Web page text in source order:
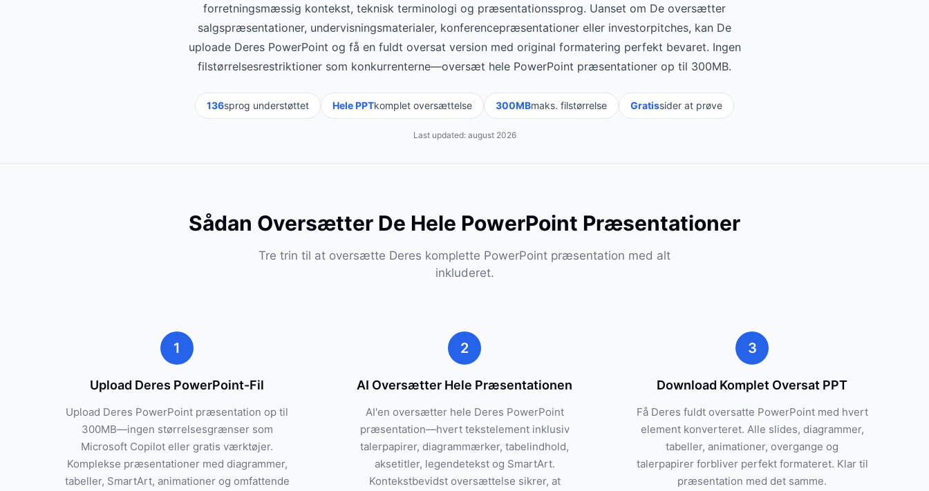
forretningsmæssig kontekst, teknisk terminologi og præsentationssprog. Uanset om De oversætter
salgspræsentationer, undervisningsmaterialer, konferencepræsentationer eller investorpitches, kan De
uploade Deres PowerPoint og få en fuldt oversat version med original formatering perfekt bevaret. Ingen
filstørrelsesrestriktioner som konkurrenterne—oversæt hele PowerPoint præsentationer op til 300MB.
136sprog understøttet Hele PPTkomplet oversættelse 300MBmaks. filstørrelse Gratissider at prøve
Last updated: august 2026
Sådan Oversætter De Hele PowerPoint Præsentationer
Tre trin til at oversætte Deres komplette PowerPoint præsentation med alt
inkluderet.
1
Upload Deres PowerPoint-Fil
Upload Deres PowerPoint præsentation op til
300MB—ingen størrelsesgrænser som
Microsoft Copilot eller gratis værktøjer.
Komplekse præsentationer med diagrammer,
tabeller, SmartArt, animationer og omfattende
2
AI Oversætter Hele Præsentationen
AI'en oversætter hele Deres PowerPoint
præsentation—hvert tekstelement inklusiv
talerpapirer, diagrammærker, tabelindhold,
aksetitler, legendetekst og SmartArt.
Kontekstbevidst oversættelse sikrer, at
3
Download Komplet Oversat PPT
Få Deres fuldt oversatte PowerPoint med hvert
element konverteret. Alle slides, diagrammer,
tabeller, animationer, overgange og
talerpapirer forbliver perfekt formateret. Klar til
præsentation med det samme.